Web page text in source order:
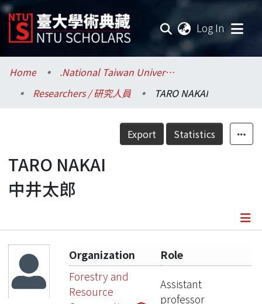
Log In
Communities & Collections
Research Outputs
Researchers
Organizations
Home
.National Taiwan University / 國立臺灣大學
Researchers / 研究人員
TARO NAKAI
Export Statistics
TARO NAKAI
中井太郎
Publications
Projects
Organization
Role
Forestry and
Resource
Assistant
professor